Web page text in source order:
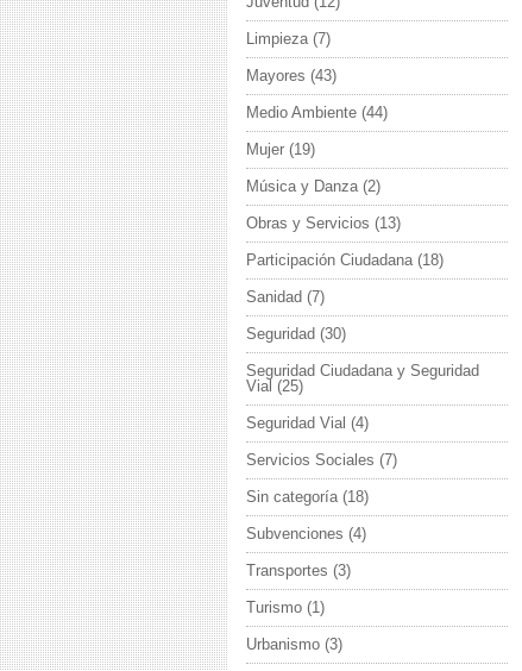
Limpieza(7)
Mayores (43)
Medio Ambiente (44)
Mujer (19)
Música y Danza(2)
Obras y Servicios (13)
Participación Ciudadana(18)
Sanidad (7)
Seguridad (30)
Seguridad Ciudadana y Seguridad
Vial (25)
Seguridad Vial (4)
Servicios Sociales (7)
Sin categoría(18)
Subvenciones (4)
Transportes (3)
Turismo (1)
Urbanismo (3)